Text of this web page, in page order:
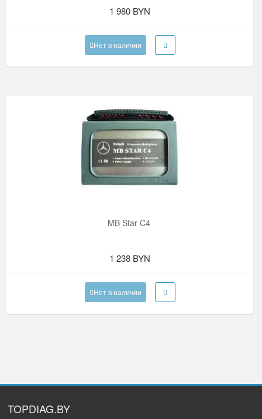
1 980 BYN
Нет в наличии
MB Star C4
1 238 BYN
Нет в наличии
TOPDIAG.BY